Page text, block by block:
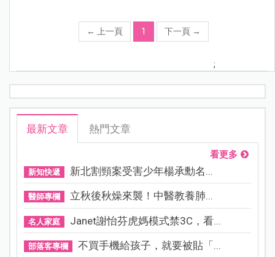
← 上一頁 1 下一頁 →
;
最新文章 熱門文章
看更多
新知快遞 新北割頸案受害少年楊承勳名...
醫師專欄 立秋後秋燥來襲！中醫教養肺...
名人家庭 Janet謝怡芬虎媽模式禁3C，看...
部落客專欄 不買手機給孩子，就要被貼「...